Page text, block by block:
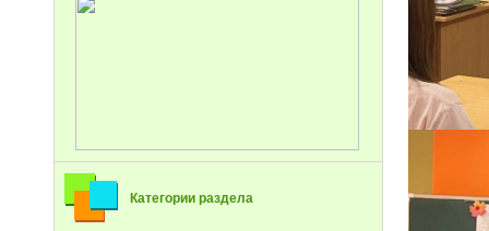
Категории раздела